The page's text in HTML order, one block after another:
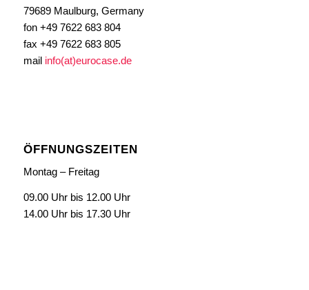
79689 Maulburg, Germany
fon +49 7622 683 804
fax +49 7622 683 805
mail info(at)eurocase.de
ÖFFNUNGSZEITEN
Montag – Freitag
09.00 Uhr bis 12.00 Uhr
14.00 Uhr bis 17.30 Uhr